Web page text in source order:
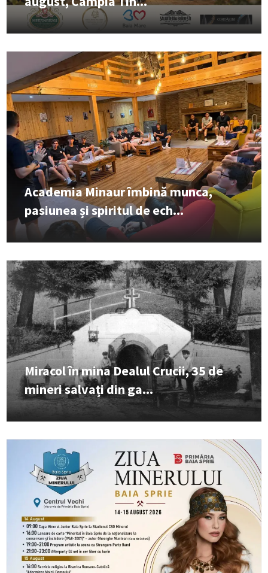
Academia Minaur îmbină munca,
pasiunea și spiritul de ech...
Miracol în mina Dealul Crucii, 35 de
mineri salvați din ga...